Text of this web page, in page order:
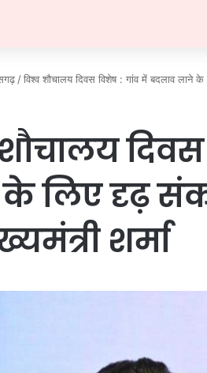
/ विश्व शौचालय दिवस विशेष : गांव में बदलाव लाने
शौचालय
लिए दृढ़
शर्मा